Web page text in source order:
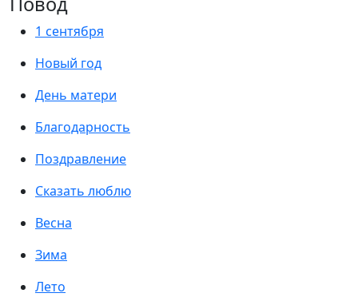
1 сентября
Новый год
День матери
Благодарность
Поздравление
Сказать люблю
Весна
Зима
Лето